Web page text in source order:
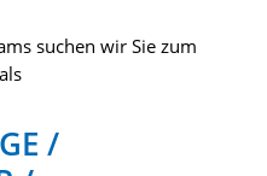
suchen wir Sie zum
/